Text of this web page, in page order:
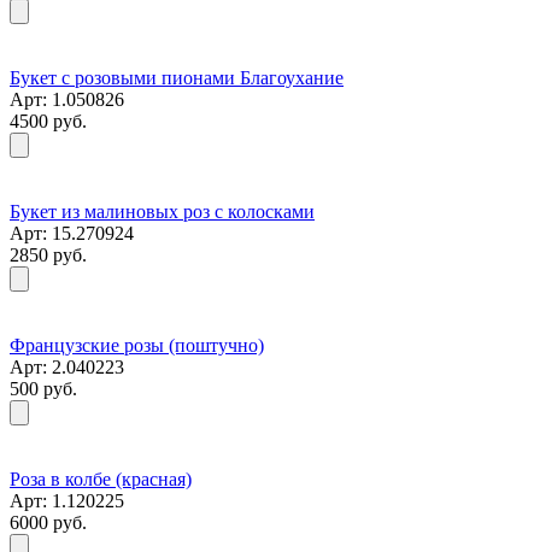
Букет с розовыми пионами Благоухание
Арт: 1.050826
4500 руб.
Букет из малиновых роз с колосками
Арт: 15.270924
2850 руб.
Французские розы (поштучно)
Арт: 2.040223
500 руб.
Роза в колбе (красная)
Арт: 1.120225
6000 руб.